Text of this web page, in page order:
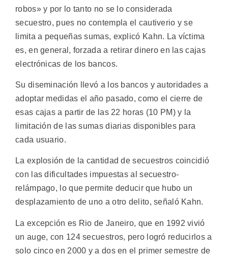
robos» y por lo tanto no se lo considerada
secuestro, pues no contempla el cautiverio y se
limita a pequeñas sumas, explicó Kahn. La víctima
es, en general, forzada a retirar dinero en las cajas
electrónicas de los bancos.
Su diseminación llevó a los bancos y autoridades a
adoptar medidas el año pasado, como el cierre de
esas cajas a partir de las 22 horas (10 PM) y la
limitación de las sumas diarias disponibles para
cada usuario.
La explosión de la cantidad de secuestros coincidió
con las dificultades impuestas al secuestro-
relámpago, lo que permite deducir que hubo un
desplazamiento de uno a otro delito, señaló Kahn.
La excepción es Rio de Janeiro, que en 1992 vivió
un auge, con 124 secuestros, pero logró reducirlos a
solo cinco en 2000 y a dos en el primer semestre de